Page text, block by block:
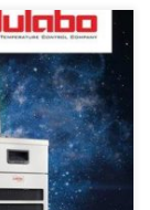
Messezeit!
die
Mit dem
auf der analytica
für Labor